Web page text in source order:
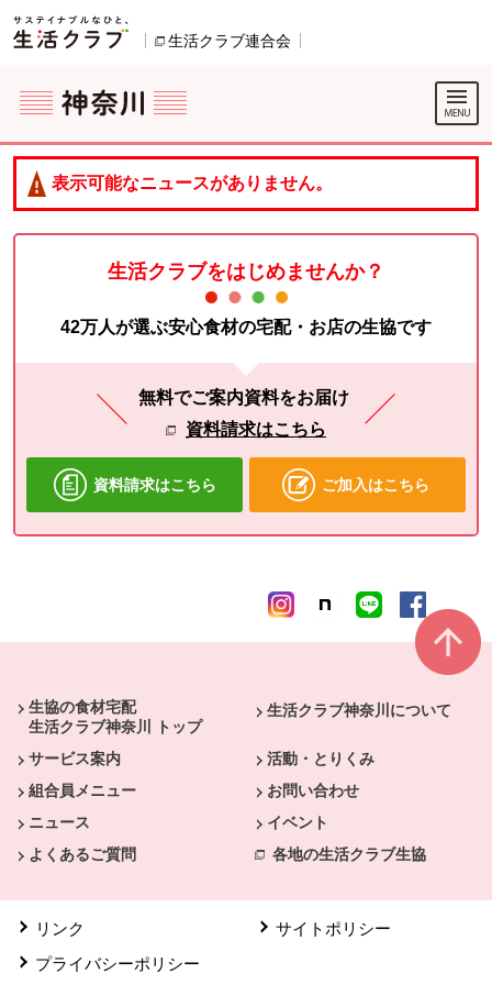
ページの先頭です。
生活クラブ連合会
ここからサイト内共通メニューです。
サイト内共通メニューをスキップする
サイト内共通メニューここまで。
表示可能なニュースがありません。
生活クラブをはじめませんか？
42万人が選ぶ安心食材の宅配・お店の生協です
無料でご案内資料をお届け
資料請求はこちら
資料請求はこちら ご加入はこちら
生協の食材宅配
生活クラブ神奈川 トップ
生活クラブ神奈川について
サービス案内
活動・とりくみ
組合員メニュー
お問い合わせ
ニュース
イベント
よくあるご質問
各地の生活クラブ生協
リンク
サイトポリシー
プライバシーポリシー